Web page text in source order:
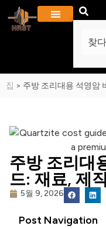
집 > 주방 조리대용 석영암
주방 조리대
드: 재료, 제
5월 9, 2026
Post Navigation